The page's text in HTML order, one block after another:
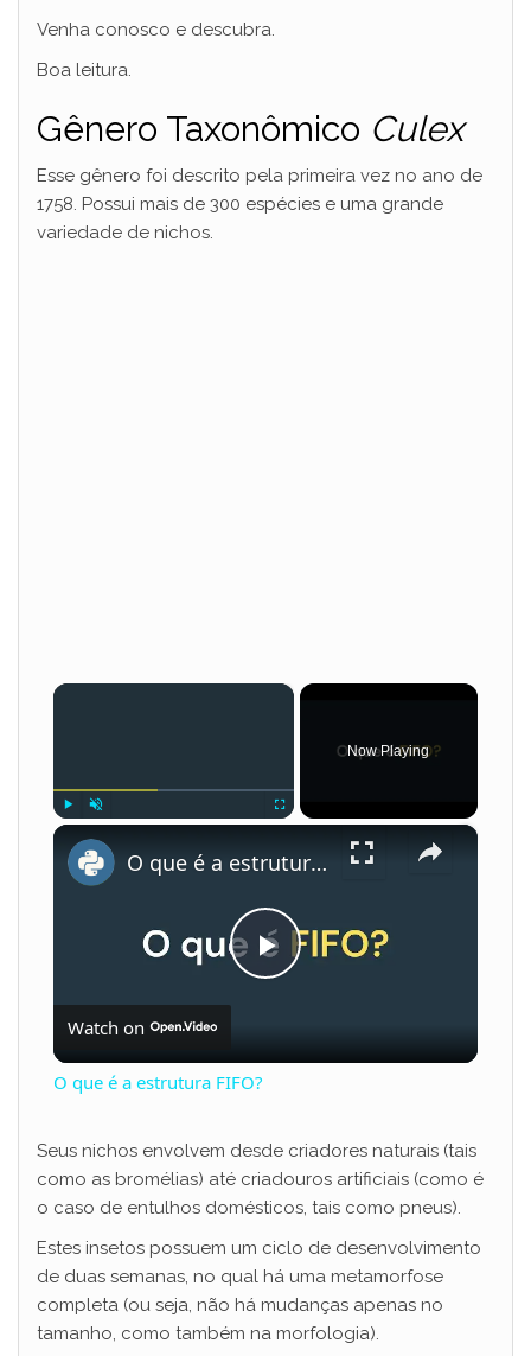
Venha conosco e descubra.
Boa leitura.
Gênero Taxonômico Culex
Esse gênero foi descrito pela primeira vez no ano de
1758. Possui mais de 300 espécies e uma grande
variedade de nichos.
×
Now Playing
×
P
l
y
V
i
O que é a estrutura FIFO?
Watch on
O que é a estrutura FIFO?
Seus nichos envolvem desde criadores naturais (tais
como as bromélias) até criadouros artificiais (como é
o caso de entulhos domésticos, tais como pneus).
Estes insetos possuem um ciclo de desenvolvimento
de duas semanas, no qual há uma metamorfose
completa (ou seja, não há mudanças apenas no
tamanho, como também na morfologia).